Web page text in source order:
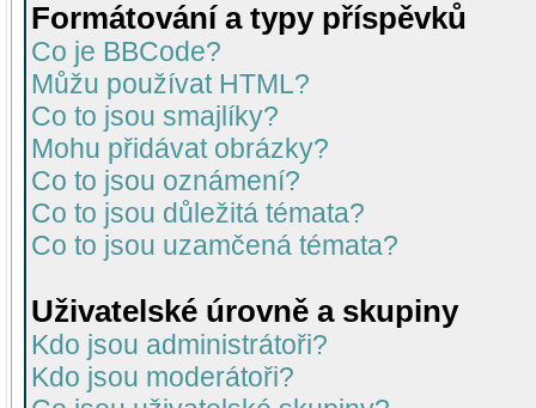
Formátování a typy příspěvků
Co je BBCode?
Můžu používat HTML?
Co to jsou smajlíky?
Mohu přidávat obrázky?
Co to jsou oznámení?
Co to jsou důležitá témata?
Co to jsou uzamčená témata?
Uživatelské úrovně a skupiny
Kdo jsou administrátoři?
Kdo jsou moderátoři?